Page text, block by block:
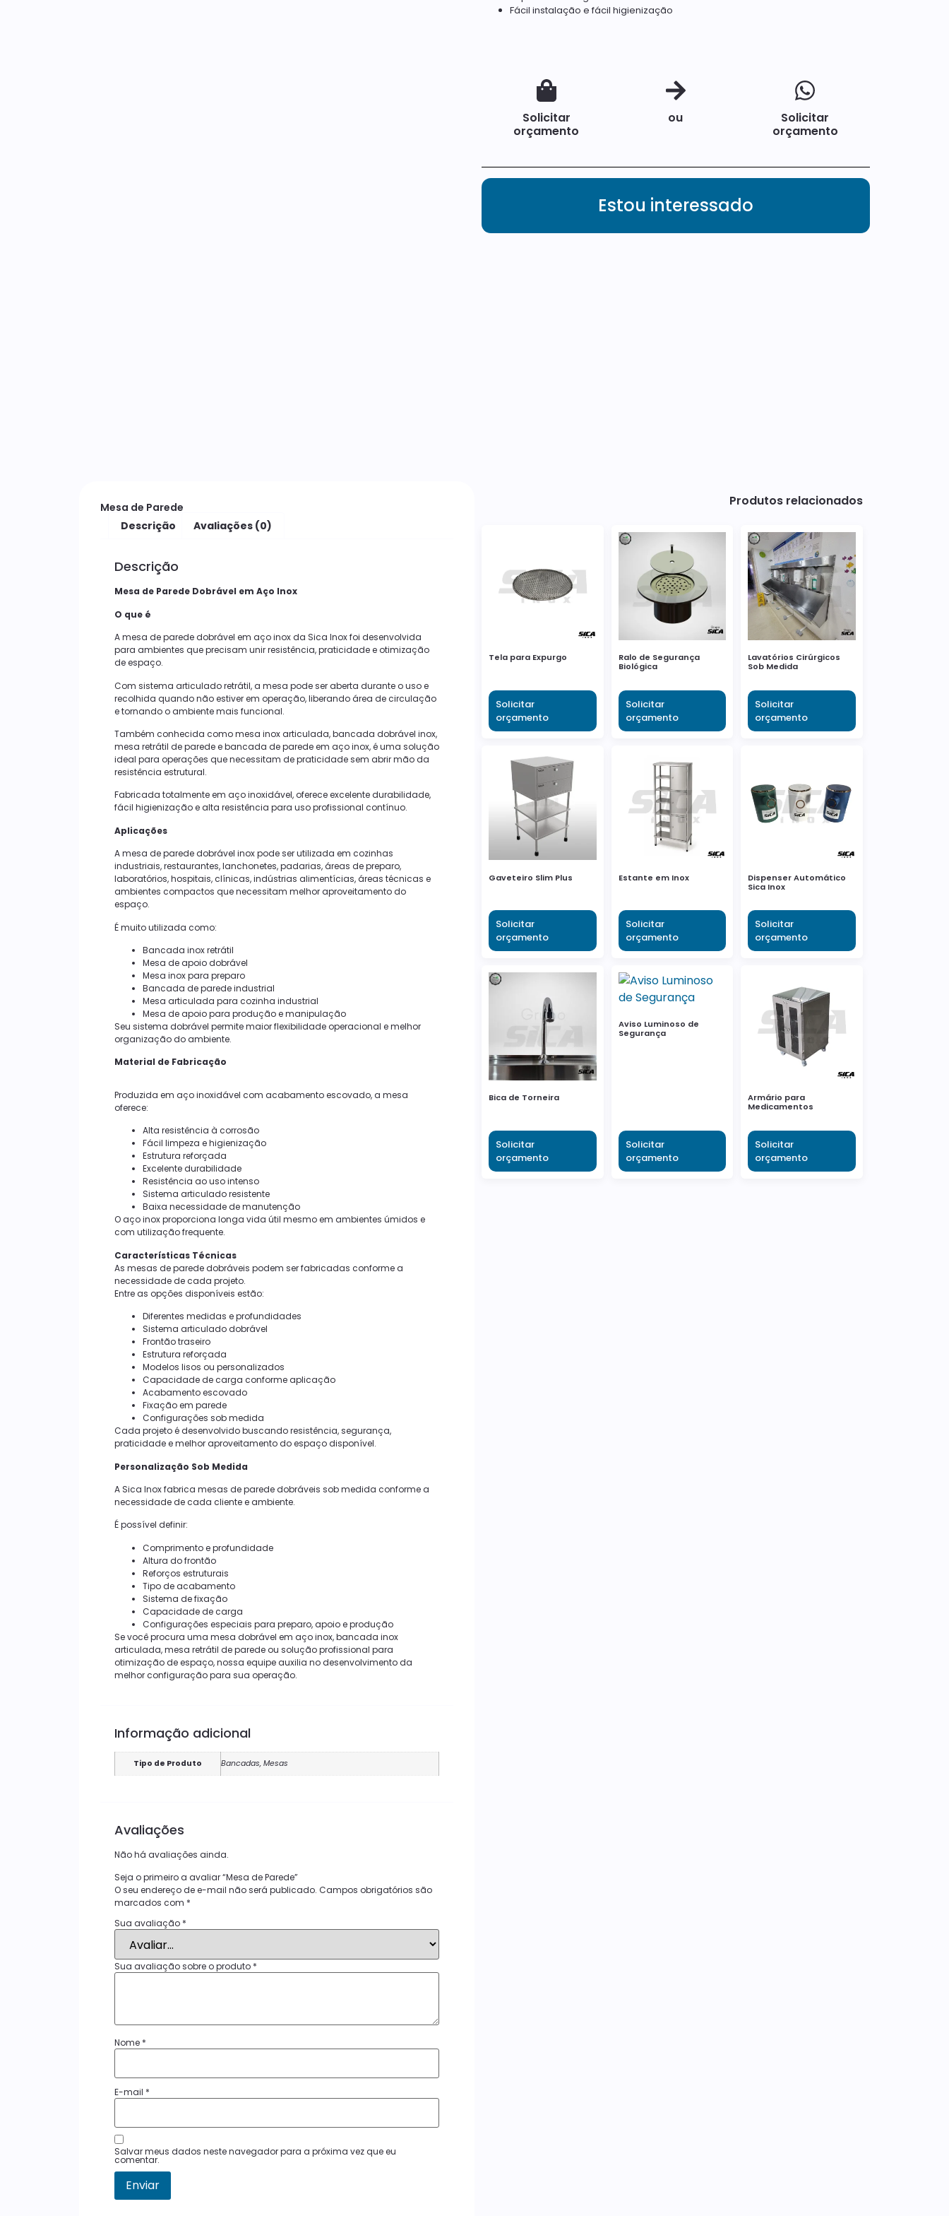
Fácil instalação e fácil higienização
Solicitar
orçamento
ou
Solicitar
orçamento
Estou interessado
Mesa de Parede
Descrição
Avaliações (0)
Descrição
Mesa de Parede Dobrável em Aço Inox
O que é
A mesa de parede dobrável em aço inox da Sica Inox foi desenvolvida
para ambientes que precisam unir resistência, praticidade e otimização
de espaço.
Com sistema articulado retrátil, a mesa pode ser aberta durante o uso e
recolhida quando não estiver em operação, liberando área de circulação
e tornando o ambiente mais funcional.
Também conhecida como mesa inox articulada, bancada dobrável inox,
mesa retrátil de parede e bancada de parede em aço inox, é uma solução
ideal para operações que necessitam de praticidade sem abrir mão da
resistência estrutural.
Fabricada totalmente em aço inoxidável, oferece excelente durabilidade,
fácil higienização e alta resistência para uso profissional contínuo.
Aplicações
A mesa de parede dobrável inox pode ser utilizada em cozinhas
industriais, restaurantes, lanchonetes, padarias, áreas de preparo,
laboratórios, hospitais, clínicas, indústrias alimentícias, áreas técnicas e
ambientes compactos que necessitam melhor aproveitamento do
espaço.
É muito utilizada como:
Bancada inox retrátil
Mesa de apoio dobrável
Mesa inox para preparo
Bancada de parede industrial
Mesa articulada para cozinha industrial
Mesa de apoio para produção e manipulação
Seu sistema dobrável permite maior flexibilidade operacional e melhor
organização do ambiente.
Material de Fabricação
Produzida em aço inoxidável com acabamento escovado, a mesa
oferece:
Alta resistência à corrosão
Fácil limpeza e higienização
Estrutura reforçada
Excelente durabilidade
Resistência ao uso intenso
Sistema articulado resistente
Baixa necessidade de manutenção
O aço inox proporciona longa vida útil mesmo em ambientes úmidos e
com utilização frequente.
Características Técnicas
As mesas de parede dobráveis podem ser fabricadas conforme a
necessidade de cada projeto.
Entre as opções disponíveis estão:
Diferentes medidas e profundidades
Sistema articulado dobrável
Frontão traseiro
Estrutura reforçada
Modelos lisos ou personalizados
Capacidade de carga conforme aplicação
Acabamento escovado
Fixação em parede
Configurações sob medida
Cada projeto é desenvolvido buscando resistência, segurança,
praticidade e melhor aproveitamento do espaço disponível.
Personalização Sob Medida
A Sica Inox fabrica mesas de parede dobráveis sob medida conforme a
necessidade de cada cliente e ambiente.
É possível definir:
Comprimento e profundidade
Altura do frontão
Reforços estruturais
Tipo de acabamento
Sistema de fixação
Capacidade de carga
Configurações especiais para preparo, apoio e produção
Se você procura uma mesa dobrável em aço inox, bancada inox
articulada, mesa retrátil de parede ou solução profissional para
otimização de espaço, nossa equipe auxilia no desenvolvimento da
melhor configuração para sua operação.
Informação adicional
Tipo de Produto Bancadas, Mesas
Avaliações
Não há avaliações ainda.
Seja o primeiro a avaliar “Mesa de Parede”
O seu endereço de e-mail não será publicado. Campos obrigatórios são
marcados com *
Sua avaliação *
Sua avaliação sobre o produto *
Nome *
E-mail *
Salvar meus dados neste navegador para a próxima vez que eu
comentar.
Produtos relacionados
Tela para Expurgo
Solicitar
orçamento
Ralo de Segurança
Biológica
Solicitar
orçamento
Lavatórios Cirúrgicos
Sob Medida
Solicitar
orçamento
Gaveteiro Slim Plus
Solicitar
orçamento
Estante em Inox
Solicitar
orçamento
Dispenser Automático
Sica Inox
Solicitar
orçamento
Bica de Torneira
Solicitar
orçamento
Aviso Luminoso de
Segurança
Solicitar
orçamento
Armário para
Medicamentos
Solicitar
orçamento